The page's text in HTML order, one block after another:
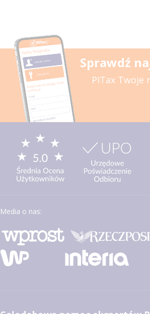
Sprawdź
PITax Twoje
Media o nas: